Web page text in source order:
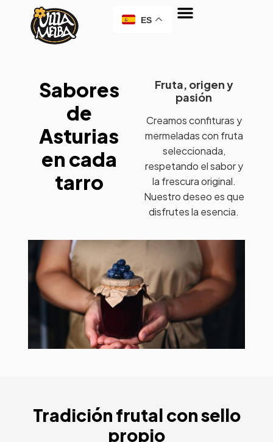
ES
Sabores
de
Asturias
en cada
tarro
Fruta, origen y
pasión
Creamos confituras y
mermeladas con fruta
seleccionada,
respetando el sabor y
la frescura original.
Nuestro deseo es que
disfrutes la esencia.
Tradición frutal con sello
propio